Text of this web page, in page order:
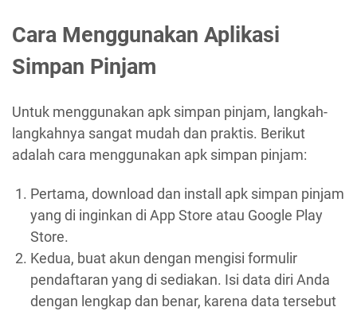
Cara Menggunakan Aplikasi
Simpan Pinjam
Untuk menggunakan apk simpan pinjam, langkah-
langkahnya sangat mudah dan praktis. Berikut
adalah cara menggunakan apk simpan pinjam:
Pertama, download dan install apk simpan pinjam
yang di inginkan di App Store atau Google Play
Store.
Kedua, buat akun dengan mengisi formulir
pendaftaran yang di sediakan. Isi data diri Anda
dengan lengkap dan benar, karena data tersebut